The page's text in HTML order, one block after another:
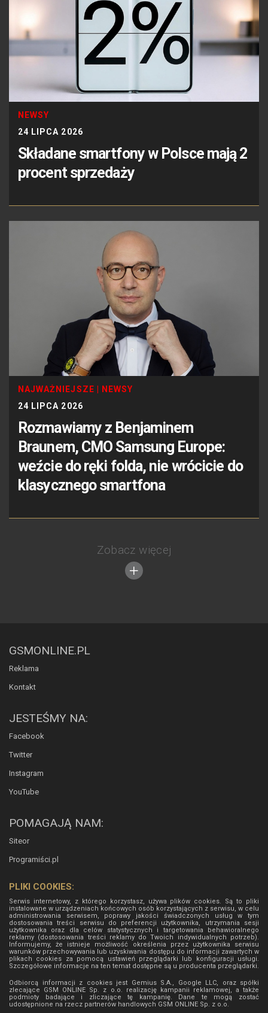
NEWSY
24 LIPCA 2026
Składane smartfony w Polsce mają 2
procent sprzedaży
NAJWAŻNIEJSZE
NEWSY
24 LIPCA 2026
Rozmawiamy z Benjaminem
Braunem, CMO Samsung Europe:
weźcie do ręki folda, nie wrócicie do
klasycznego smartfona
Zobacz więcej
GSMONLINE.PL
Reklama
Kontakt
JESTEŚMY NA:
Facebook
Twitter
Instagram
YouTube
POMAGAJĄ NAM:
Siteor
Programiści.pl
PLIKI COOKIES:
Serwis internetowy, z którego korzystasz, używa plików cookies. Są to pliki
instalowane w urządzeniach końcowych osób korzystających z serwisu, w celu
administrowania serwisem, poprawy jakości świadczonych usług w tym
dostosowania treści serwisu do preferencji użytkownika, utrzymania sesji
użytkownika oraz dla celów statystycznych i targetowania behawioralnego
reklamy (dostosowania treści reklamy do Twoich indywidualnych potrzeb).
Informujemy, że istnieje możliwość określenia przez użytkownika serwisu
warunków przechowywania lub uzyskiwania dostępu do informacji zawartych w
plikach cookies za pomocą ustawień przeglądarki lub konfiguracji usługi.
Szczegółowe informacje na ten temat dostępne są u producenta przeglądarki.
Odbiorcą informacji z cookies jest Gemius S.A., Google LLC, oraz spółki
zlecające GSM ONLINE Sp. z o.o. realizację kampanii reklamowej, a także
podmioty badające i zliczające tę kampanię. Dane te mogą zostać
udostępnione na rzecz partnerów handlowych GSM ONLINE Sp. z o.o.